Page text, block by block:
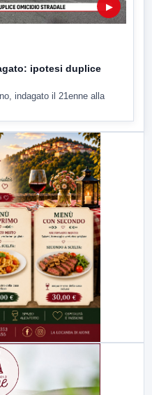
▶
ipotesi duplice
indagato il 21enne alla